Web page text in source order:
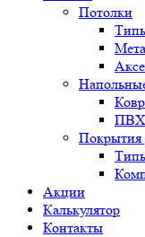
Потолки
ПВХ
Покрытия
Акции
Калькулятор
Контакты